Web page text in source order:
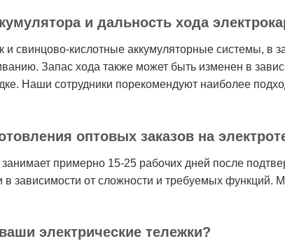
и дальность хода
свинцово-кислотные аккумуляторные системы, в
Запас хода также может быть изменен в
Наши сотрудники порекомендуют наиболее
оптовых заказов на
примерно 15-25 рабочих дней после
в зависимости от сложности и требуемых функций.
электрические тележки?